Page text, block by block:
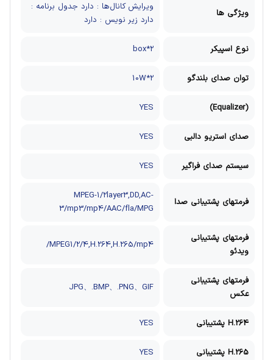
ویژگی ها
ویرایش کانال‌ها : دارد جدول برنامه :
دارد زیر نویس : دارد
نوع اسپیکر 2*box
توان صدای بلندگو 2*10W
(Equalizer)
YES
صدای استریو دالبی YES
سیستم صدای فراگیر YES
فرمتهای پشتیبانی صدا
MPEG-1/2layer3,DD,AC-
3/mp3/mp4/AAC/fla/MPG
فرمتهای پشتیبانی
ویدئو
MPEG1/2/4,H.264,H.265/mp4/
فرمتهای پشتیبانی
عکس
JPG、.BMP、.PNG、GIF
H.264 پشتیبانی YES
H.265 پشتیبانی YES